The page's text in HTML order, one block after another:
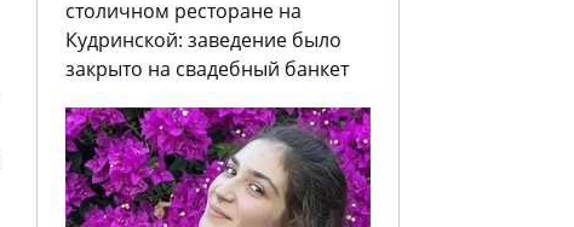
столичном ресторане на
Кудринской: заведение было
закрыто на свадебный банкет